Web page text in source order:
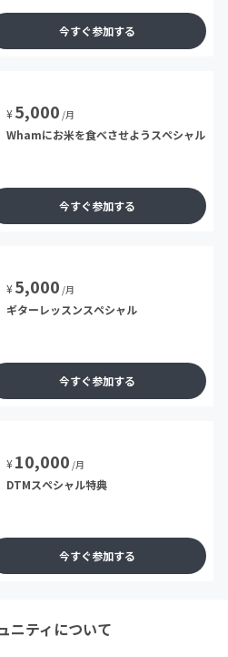
今すぐ参加する
¥5,000 /月
Whamにお米を食べさせようスペシャル
今すぐ参加する
¥5,000 /月
ギターレッスンスペシャル
今すぐ参加する
¥10,000 /月
DTMスペシャル特典
今すぐ参加する
ニティについて